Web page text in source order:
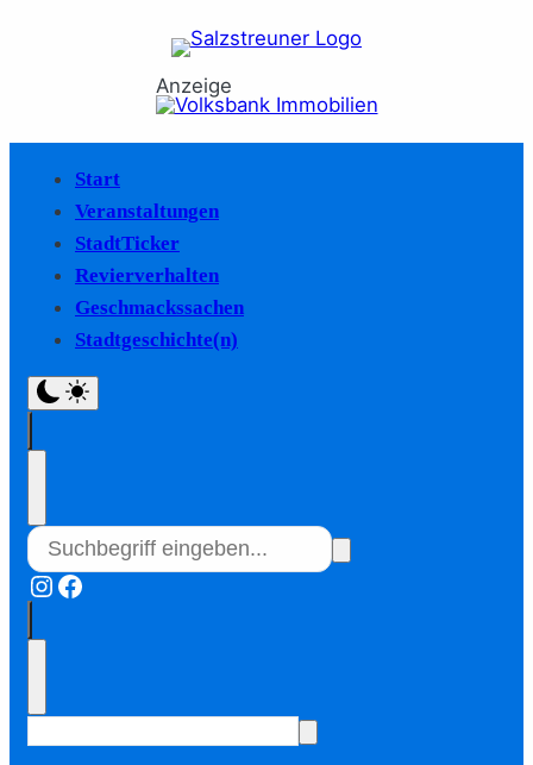
Anzeige
Start
Veranstaltungen
StadtTicker
Revierverhalten
Geschmackssachen
Stadtgeschichte(n)
Instagram
Facebook